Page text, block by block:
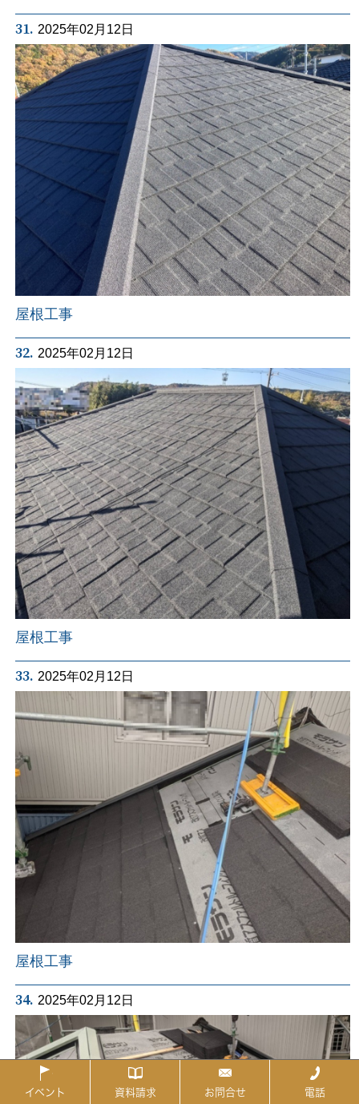
31. 2025年02月12日
屋根工事
32. 2025年02月12日
屋根工事
33. 2025年02月12日
屋根工事
34. 2025年02月12日
イベント 資料請求 お問合せ 電話